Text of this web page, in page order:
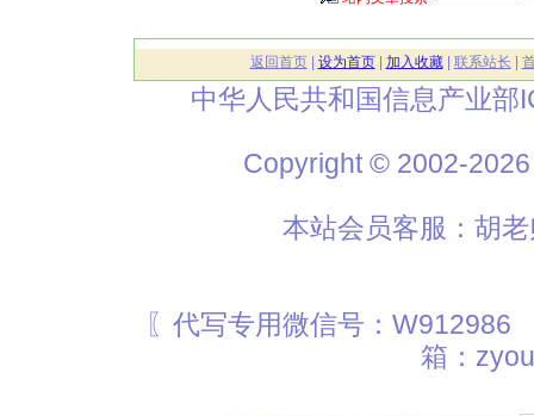
返回首页| 设为首页| 加入收藏| 联系站长
中华人民共和国信息产业部
Copyright © 2002-
本站会员客服：胡
〖代写专用微信号：
箱：